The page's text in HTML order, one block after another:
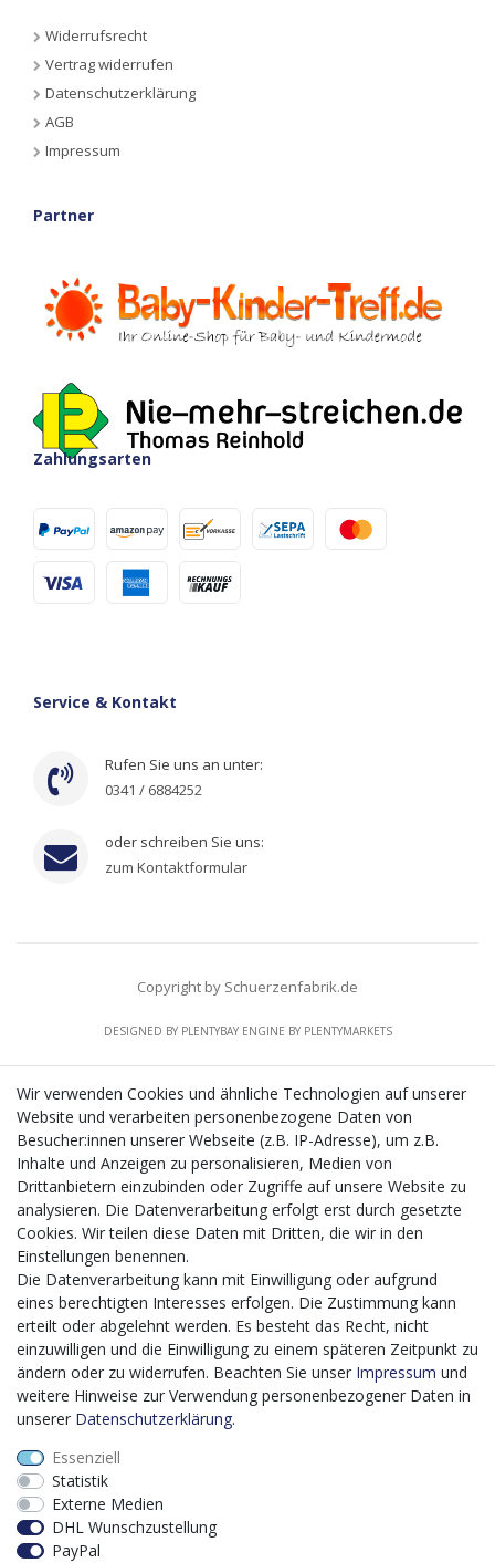
Widerrufsrecht
Vertrag widerrufen
Datenschutzerklärung
AGB
Impressum
Partner
Zahlungsarten
Service & Kontakt
Rufen Sie uns an unter:
0341 / 6884252
oder schreiben Sie uns:
zum Kontaktformular
Copyright by Schuerzenfabrik.de
DESIGNED BY PLENTYBAYENGINE BY PLENTYMARKETS
CMS-Softwaresystems zur digitalen Optimierung
von Geschäftsprozessen
Mit dem vorgenannten Projekt, welches im Zeitraum vom
20.12.2023 bis zum 29.02.2024 im Rahmen des
Förderprogrammes Digitalisierung Zuschuss EFRE 2021
bis 2027 umgesetzt wird, möchten wir in die Anschaffung
eines Content-Management-Systems (CMS-
Softwaresystem) investieren, um unseren Online-Shop
künftig selbst verwalten zu können. Diese Software dient
der effizienteren gemeinschaftlichen Erstellung,
Bearbeitung, Organisation und Darstellung digitaler
Inhalte (Content) in unserem Unternehmen. Dies ist
insbesondere für den Vertrieb von Bedeutung. Bisher
Software digitalisiert werden was zu einer enormen
Zeitersparnis führt.
Dieses Vorhaben wird kofinanziert von der Europäischen
Union mithilfe von EFRE-Mitteln sowie durch Steuermittel
Wir verwenden Cookies und ähnliche Technologien auf unserer
Website und verarbeiten personenbezogene Daten von
Besucher:innen unserer Webseite (z.B. IP-Adresse), um z.B.
Inhalte und Anzeigen zu personalisieren, Medien von
Drittanbietern einzubinden oder Zugriffe auf unsere Website zu
analysieren. Die Datenverarbeitung erfolgt erst durch gesetzte
Cookies. Wir teilen diese Daten mit Dritten, die wir in den
Einstellungen benennen.
Die Datenverarbeitung kann mit Einwilligung oder aufgrund
eines berechtigten Interesses erfolgen. Die Zustimmung kann
erteilt oder abgelehnt werden. Es besteht das Recht, nicht
einzuwilligen und die Einwilligung zu einem späteren Zeitpunkt zu
ändern oder zu widerrufen. Beachten Sie unser Impressum und
weitere Hinweise zur Verwendung personenbezogener Daten in
unserer Daten­schutz­erklärung.
Essenziell
Statistik
Externe Medien
DHL Wunschzustellung
PayPal